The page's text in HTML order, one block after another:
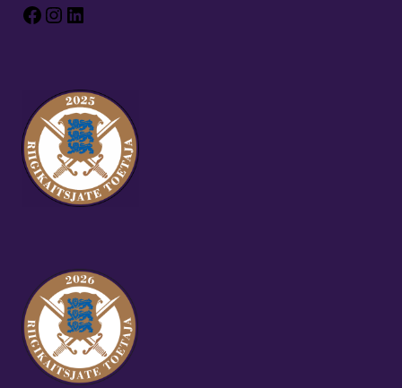
Facebook
Instagram
LinkedIn